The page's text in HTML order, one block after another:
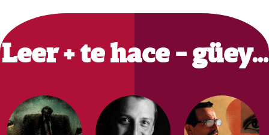
Primary
Sidebar
Leer + te hace - güey…